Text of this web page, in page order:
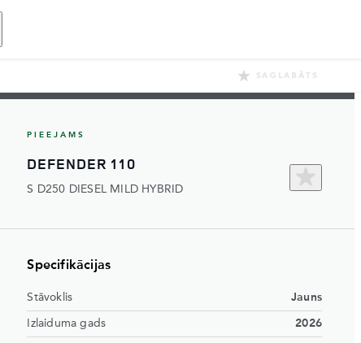
SAGLABĀTS
PIEEJAMS
DEFENDER 110
S D250 DIESEL MILD HYBRID
Specifikācijas
Stāvoklis Jauns
Izlaiduma gads 2026